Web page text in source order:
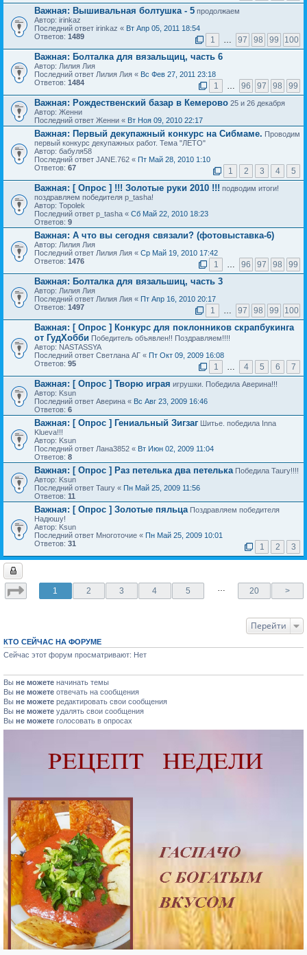
Важная: Вышивальная болтушка - 5 продолжаем
Автор: irinkaz
Последний ответ irinkaz « Вт Апр 05, 2011 18:54
Ответов: 1489 1 … 97 98 99 100
Важная: Болталка для вязальщиц, часть 6
Автор: Лилия Лия
Последний ответ Лилия Лия « Вс Фев 27, 2011 23:18
Ответов: 1484 1 … 96 97 98 99
Важная: Рождественский базар в Кемерово 25 и 26 декабря
Автор: Женни
Последний ответ Женни « Вт Ноя 09, 2010 22:17
Важная: Первый декупажный конкурс на Сибмаме. Проводим
первый конкурс декупажных работ. Тема "ЛЕТО"
Автор: бабуля58
Последний ответ JANE.762 « Пт Май 28, 2010 1:10
Ответов: 67 1 2 3 4 5
Важная: [ Опрос ] !!! Золотые руки 2010 !!! подводим итоги!
поздравляем победителя p_tasha!
Автор: Topolek
Последний ответ p_tasha « Сб Май 22, 2010 18:23
Ответов: 9
Важная: А что вы сегодня связали? (фотовыставка-6)
Автор: Лилия Лия
Последний ответ Лилия Лия « Ср Май 19, 2010 17:42
Ответов: 1476 1 … 96 97 98 99
Важная: Болталка для вязальшиц, часть 3
Автор: Лилия Лия
Последний ответ Лилия Лия « Пт Апр 16, 2010 20:17
Ответов: 1497 1 … 97 98 99 100
Важная: [ Опрос ] Конкурс для поклонников скрапбукинга
от ГудХобби Победитель объявлен!! Поздравляем!!!!
Автор: NASTASSYA
Последний ответ Светлана АГ « Пт Окт 09, 2009 16:08
Ответов: 95 1 … 4 5 6 7
Важная: [ Опрос ] Творю играя игрушки. Победила Аверина!!!
Автор: Ksun
Последний ответ Аверина « Вс Авг 23, 2009 16:46
Ответов: 6
Важная: [ Опрос ] Гениальный Зигзаг Шитье. победила Inna
Klueva!!!
Автор: Ksun
Последний ответ Лана3852 « Вт Июн 02, 2009 11:04
Ответов: 8
Важная: [ Опрос ] Раз петелька два петелька Победила Taury!!!!
Автор: Ksun
Последний ответ Taury « Пн Май 25, 2009 11:56
Ответов: 11
Важная: [ Опрос ] Золотые пяльца Поздравляем победителя
Надюшу!
Автор: Ksun
Последний ответ Многоточие « Пн Май 25, 2009 10:01
Ответов: 31 1 2 3
1 2 3 4 5 … 20 >
Перейти
КТО СЕЙЧАС НА ФОРУМЕ
Сейчас этот форум просматривают: Нет
Вы не можете начинать темы
Вы не можете отвечать на сообщения
Вы не можете редактировать свои сообщения
Вы не можете удалять свои сообщения
Вы не можете голосовать в опросах